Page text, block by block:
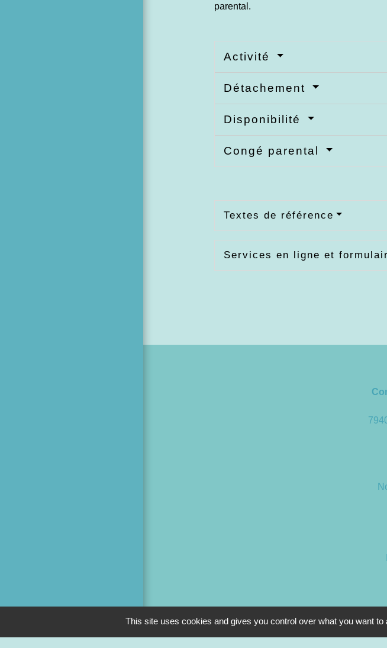
parental.
Activité
Détachement
Disponibilité
Congé parental
Textes de référence
Services en ligne et
This site uses cookies and gives you control over what you want to